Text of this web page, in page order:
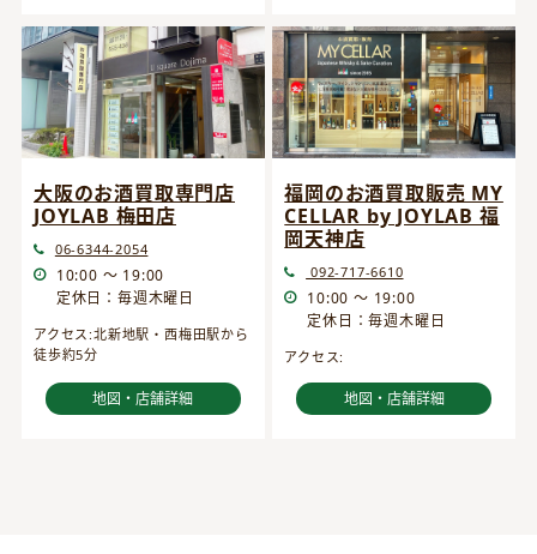
大阪のお酒買取専門店
JOYLAB 梅田店
06-6344-2054
10:00 ～ 19:00
定休日：毎週木曜日
アクセス:北新地駅・西梅田駅から
徒歩約5分
地図・店舗詳細
福岡のお酒買取販売 MY
CELLAR by JOYLAB 福
岡天神店
092-717-6610
10:00 ～ 19:00
定休日：毎週木曜日
アクセス:
地図・店舗詳細